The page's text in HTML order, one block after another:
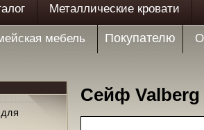
Металлические кровати
мебель Покупателю
Сейф Valberg